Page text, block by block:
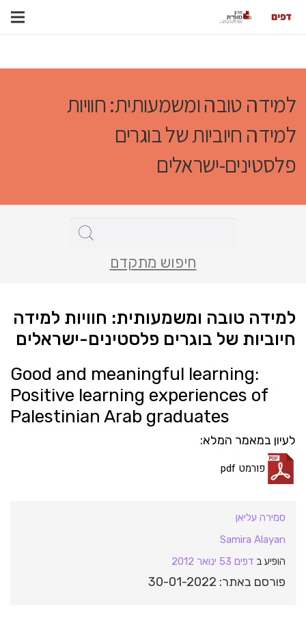
למידה טובה ומשמעותית: חוויות
למידה חיוביות של בוגרים
פלסטינים-ישראלים
חיפוש מתקדם
למידה טובה ומשמעותית: חוויות למידה
חיוביות של בוגרים פלסטינים-ישראלים
Good and meaningful learning:
Positive learning experiences of
Palestinian Arab graduates
לעיון במאמר המלא:
פורמט pdf
סמירה עליאן
Samira Alayan
הופיע ב דפים 53 ינואר 2012
פורסם באתר: 30-01-2022